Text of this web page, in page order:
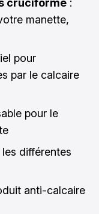
manette,
pour
par le calcaire
pour le
différentes
anti-calcaire